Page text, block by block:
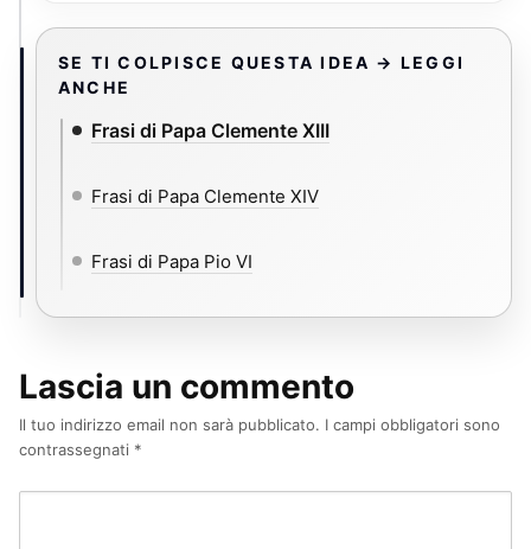
SE TI COLPISCE QUESTA IDEA → LEGGI
ANCHE
Frasi di Papa Clemente XIII
Frasi di Papa Clemente XIV
Frasi di Papa Pio VI
Lascia un commento
Il tuo indirizzo email non sarà pubblicato. I campi obbligatori sono
contrassegnati *